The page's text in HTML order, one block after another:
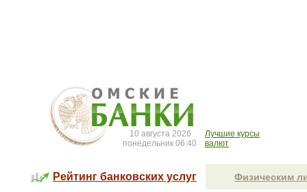
10 августа 2026
понедельник 06:40
Лучшие курсы
валют
Рейтинг банковских услуг Физическим